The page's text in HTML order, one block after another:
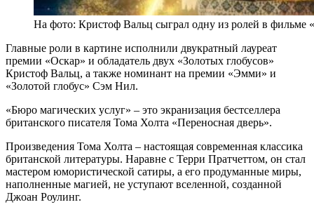
На фото: Кристоф Вальц сыграл одну из ролей в фильме
Главные роли в картине исполнили двукратный лауреат
премии «Оскар» и обладатель двух «Золотых глобусов»
Кристоф Вальц, а также номинант на премии «Эмми» и
«Золотой глобус» Сэм Нил.
«Бюро магических услуг» – это экранизация бестселлера
британского писателя Тома Холта «Переносная дверь».
Произведения Тома Холта – настоящая современная классика
британской литературы. Наравне с Терри Пратчеттом, он стал
мастером юмористической сатиры, а его продуманные миры,
наполненные магией, не уступают вселенной, созданной
Джоан Роулинг.